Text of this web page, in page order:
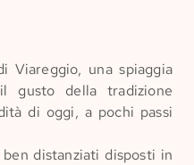
Viareggio, una spiaggia
gusto della tradizione
di oggi, a pochi passi
distanziati disposti in